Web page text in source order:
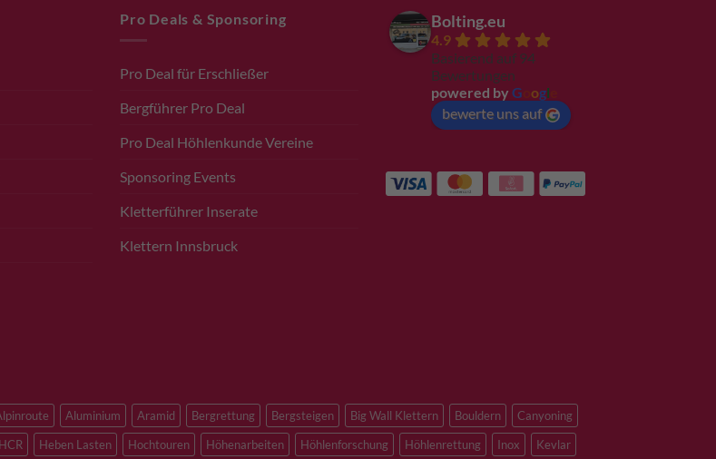
Pro Deals & Sponsoring
Pro Deal für Erschließer
Bergführer Pro Deal
Pro Deal Höhlenkunde Vereine
Sponsoring Events
Kletterführer Inserate
Klettern Innsbruck
Bolting.eu
4.9
Basierend auf 94
Bewertungen
powered by G ogl
bewerte uns auf
Aluminium Aramid Bergrettung Bergsteigen Big Wall Klettern Bouldern
Canyoning
HCR Heben Lasten Hochtouren Höhenarbeiten Höhlenforschung Höhlenrettung Inox Kevlar